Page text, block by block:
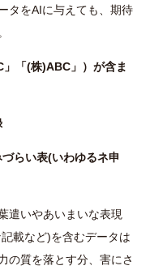
タをAIに与えても、期待
「(株)ABC」）が含ま
らい表(いわゆるネ申
遣いやあいまいな表現
載など)を含むデータは
の質を落とす分、害にさ